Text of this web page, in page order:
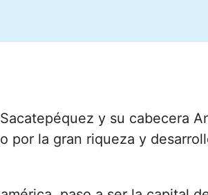
y su cabecera
por la gran riqueza y